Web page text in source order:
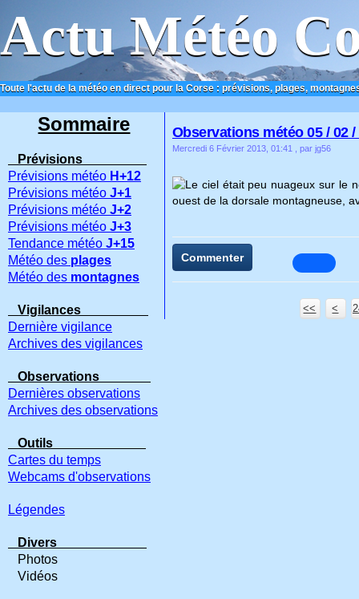
Actu Météo
Toute l'actu de la météo en direct pour la Corse : prévisions, plages,
ACCUEIL CONTACT
Observations météo 05 / 02 /
Mercredi 6 Février 2013, 01:41 , par jg56
Le ciel était peu nuageux sur le
ouest de la dorsale montagneuse,
Commenter
<< <
Sommaire
Prévisions
Prévisions météo H+12
Prévisions météo J+1
Prévisions météo J+2
Prévisions météo J+3
Tendance météo J+15
Météo des plages
Météo des montagnes
Vigilances
Dernière vigilance
Archives des vigilances
Observations
Dernières observations
Archives des observations
Outils
Cartes du temps
Webcams d'observations
Légendes
Divers
Photos
Vidéos